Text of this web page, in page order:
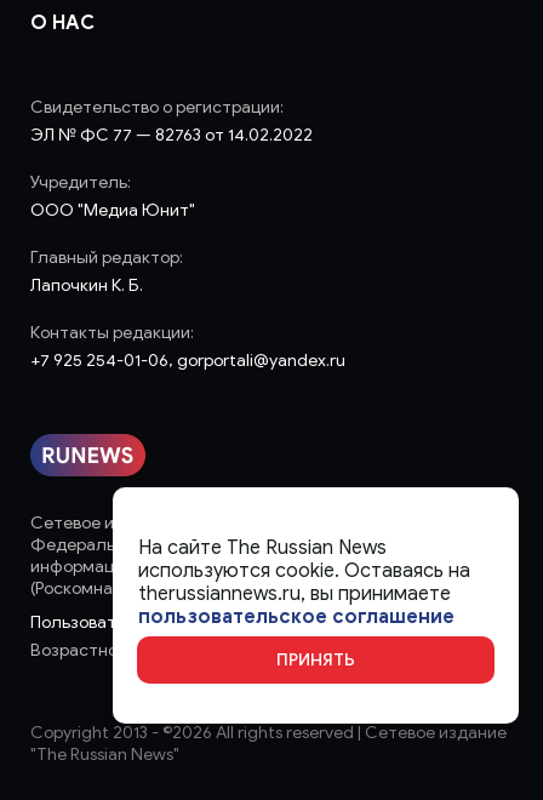
О НАС
Сетевое издание «runews» (18+) зарегистрировано в
Федеральной службе по надзору в сфере связи,
информационных технологий и массовых коммуникаций
(Роскомнадзор)
Пользовательское соглашение
Возрастное ограничение:
Свидетельство о регистрации:
ЭЛ № ФС 77 — 82763 от 14.02.2022
Учредитель:
ООО "Медиа Юнит"
Главный редактор:
Лапочкин К. Б.
Контакты редакции:
+7 925 254-01-06, gorportali@yandex.ru
Copyright 2013 - ©2026 All rights reserved | Сетевое издание
"The Russian News"
На сайте The Russian News
используются cookie. Оставаясь на
therussiannews.ru, вы принимаете
пользовательское соглашение
ПРИНЯТЬ